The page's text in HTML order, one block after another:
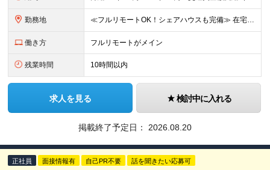
勤務地 ≪フルリモートOK！シェアハウスも完備≫ 在宅勤務(通勤不要)、または希望により一都三県・大阪・名古屋・福岡を中心とした全国の各プロジェクト先での勤務となります。 ※直行直帰OK ★勤務エリアはご希望
働き方 フルリモートがメイン
残業時間 10時間以内
求人を見る 検討中に入れる
掲載終了予定日： 2026.08.20
正社員 面接情報有 自己PR不要 話を聞きたい応募可